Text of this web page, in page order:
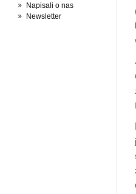
Napisali o nas
Newsletter